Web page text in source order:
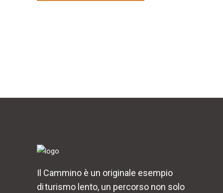
Il Cammino è un originale esempio
di turismo lento, un percorso non solo